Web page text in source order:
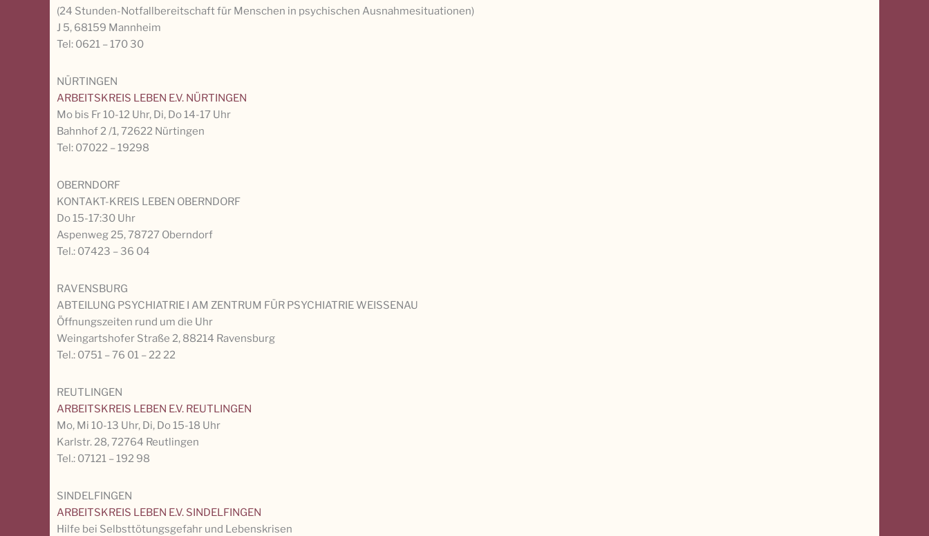
(24 Stunden-Notfallbereitschaft für Menschen in psychischen Ausnahmesituationen)
J 5, 68159 Mannheim
Tel: 0621 – 170 30
NÜRTINGEN
ARBEITSKREIS LEBEN E.V. NÜRTINGEN
Mo bis Fr 10-12 Uhr, Di, Do 14-17 Uhr
Bahnhof 2 /1, 72622 Nürtingen
Tel: 07022 – 19298
OBERNDORF
KONTAKT-KREIS LEBEN OBERNDORF
Do 15-17:30 Uhr
Aspenweg 25, 78727 Oberndorf
Tel.: 07423 – 36 04
RAVENSBURG
ABTEILUNG PSYCHIATRIE I AM ZENTRUM FÜR PSYCHIATRIE WEISSENAU
Öffnungszeiten rund um die Uhr
Weingartshofer Straße 2, 88214 Ravensburg
Tel.: 0751 – 76 01 – 22 22
REUTLINGEN
ARBEITSKREIS LEBEN E.V. REUTLINGEN
Mo, Mi 10-13 Uhr, Di, Do 15-18 Uhr
Karlstr. 28, 72764 Reutlingen
Tel.: 07121 – 192 98
SINDELFINGEN
ARBEITSKREIS LEBEN E.V. SINDELFINGEN
Hilfe bei Selbsttötungsgefahr und Lebenskrisen